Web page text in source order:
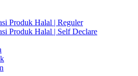
Produk Halal | Reguler
Produk Halal | Self Declare